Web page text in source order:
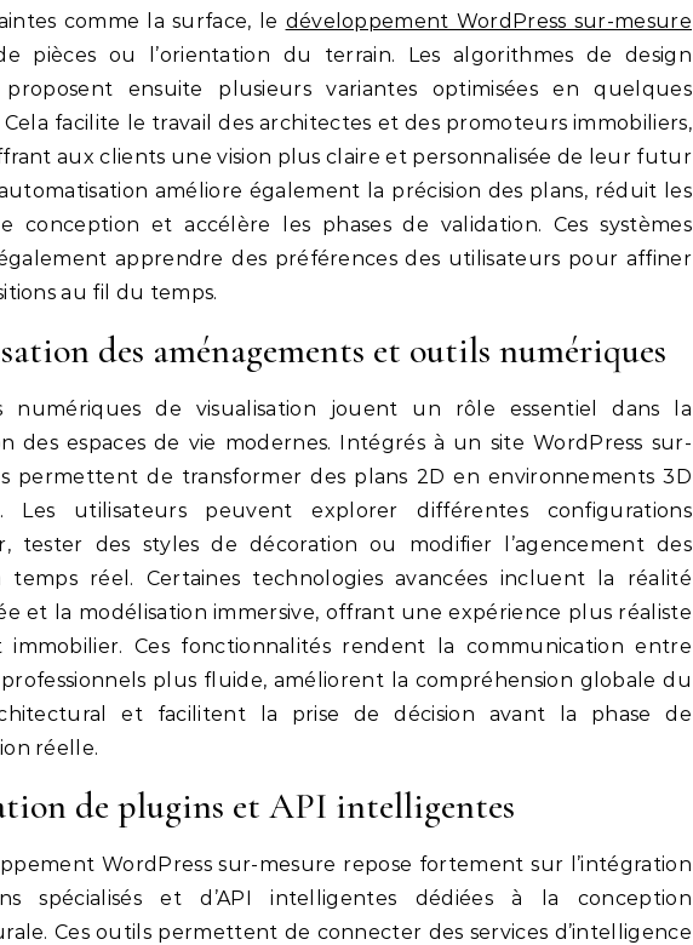
comme la surface, le développement WordPress sur-mesure
pièces ou l’orientation du terrain. Les algorithmes de design
ensuite plusieurs variantes optimisées en quelques
Cela facilite le travail des architectes et des promoteurs immobiliers,
aux clients une vision plus claire et personnalisée de leur futur
améliore également la précision des plans, réduit les
conception et accélère les phases de validation. Ces systèmes
apprendre des préférences des utilisateurs pour affiner
au fil du temps.
des aménagements et outils numériques
numériques de visualisation jouent un rôle essentiel dans la
des espaces de vie modernes. Intégrés à un site WordPress sur-
permettent de transformer des plans 2D en environnements 3D
Les utilisateurs peuvent explorer différentes configurations
tester des styles de décoration ou modifier l’agencement des
temps réel. Certaines technologies avancées incluent la réalité
et la modélisation immersive, offrant une expérience plus réaliste
Ces fonctionnalités rendent la communication entre
plus fluide, améliorent la compréhension globale du
et facilitent la prise de décision avant la phase de
réelle.
de plugins et API intelligentes
WordPress sur-mesure repose fortement sur l’intégration
spécialisés et d’API intelligentes dédiées à la conception
Ces outils permettent de connecter des services d’intelligence